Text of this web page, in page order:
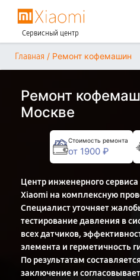
Сервисный центр
Главная / Ремонт кофемашин
Ремонт
Москве
Стоимость ремонта
от 1900 ₽
Центр инженерного
Xiaomi на комплексную
Специалист уточняет
тестирование давления в
всех датчиков,
элемента и герметичность
По результатам
заключение и